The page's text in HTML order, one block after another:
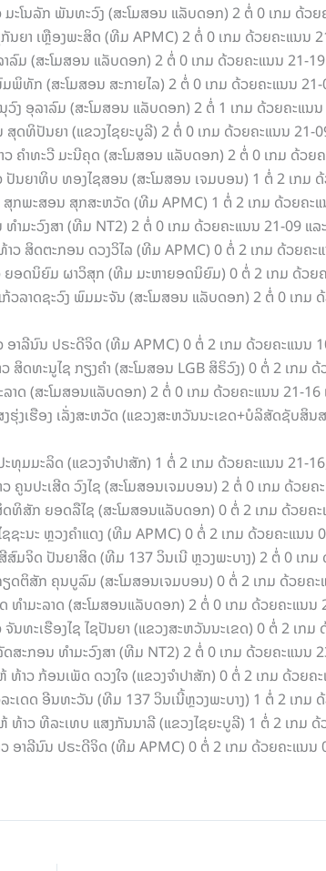
ໂນລັກ ພັນທະວົງ (ສະໂມສອນ ແລັບດອກ) 2 ຕໍ່ 0 ເກມ ດ້ວຍ
ຍາ ເຫຼືອງພະສິດ (ທີມ APMC) 2 ຕໍ່ 0 ເກມ ດ້ວຍຄະແນນ
ມ (ສະໂມສອນ ແລັບດອກ) 2 ຕໍ່ 0 ເກມ ດ້ວຍຄະແນນ 21-
ກ (ສະໂມສອນ ສະກາຍໄລ) 2 ຕໍ່ 0 ເກມ ດ້ວຍຄະແນນ 21-
ອຸລາລົມ (ສະໂມສອນ ແລັບດອກ) 2 ຕໍ່ 1 ເກມ ດ້ວຍຄະແນ
ທິປັນຍາ (ແຂວງໄຊຍະບູລີ) 2 ຕໍ່ 0 ເກມ ດ້ວຍຄະແນນ 21-
ຄຳທະວີ ມະນີຄຸດ (ສະໂມສອນ ແລັບດອກ) 2 ຕໍ່ 0 ເກມ ດ້ວຍ
ຍາທິບ ທອງໄຊສອນ (ສະໂມສອນ ເຈມບອນ) 1 ຕໍ່ 2 ເກມ
ພະສອນ ສຸກສະຫວັດ (ທີມ APMC) 1 ຕໍ່ 2 ເກມ ດ້ວຍຄະແ
ມະວົງສາ (ທີມ NT2) 2 ຕໍ່ 0 ເກມ ດ້ວຍຄະແນນ 21-09 ແລ
ວ ສິດຕະກອນ ດວງວິໄລ (ທີມ APMC) 0 ຕໍ່ 2 ເກມ ດ້ວຍຄະ
ອດນິຍົມ ຜາວິສຸກ (ທີມ ມະຫາຍອດນິຍົມ) 0 ຕໍ່ 2 ເກມ ດ້ວຍ
ວລາດຊະວົງ ພົມມະຈັນ (ສະໂມສອນ ແລັບດອກ) 2 ຕໍ່ 0 ເກມ
າລີນົນ ປຣະດີຈິດ (ທີມ APMC) 0 ຕໍ່ 2 ເກມ ດ້ວຍຄະແນນ
ທະນູໄຊ ກຽງຄໍາ (ສະໂມສອນ LGB ສິຣິວົງ) 0 ຕໍ່ 2 ເກມ
າດ (ສະໂມສອນແລັບດອກ) 2 ຕໍ່ 0 ເກມ ດ້ວຍຄະແນນ 21-16
ງເຮືອງ ເລັ່ງສະຫວັດ (ແຂວງສະຫວັນນະເຂດ+ບໍລິສັດຊັບສິ
ມມະລິດ (ແຂວງຈໍາປາສັກ) 1 ຕໍ່ 2 ເກມ ດ້ວຍຄະແນນ 21-
ນປະເສີດ ວົງໄຊ (ສະໂມສອນເຈມບອນ) 2 ຕໍ່ 0 ເກມ ດ້ວຍຄ
ສັກ ຍອດລືໄຊ (ສະໂມສອນແລັບດອກ) 0 ຕໍ່ 2 ເກມ ດ້ວຍຄະ
ະນະ ຫຼວງຄໍາແດງ (ທີມ APMC) 0 ຕໍ່ 2 ເກມ ດ້ວຍຄະແນນ
ຈິດ ປັນຍາສິດ (ທີມ 137 ວິນເນີ ຫຼວງພະບາງ) 2 ຕໍ່ 0 ເກມ
ຕິສັກ ຄຸນບູລົມ (ສະໂມສອນເຈມບອນ) 0 ຕໍ່ 2 ເກມ ດ້ວຍຄະ
າມະລາດ (ສະໂມສອນແລັບດອກ) 2 ຕໍ່ 0 ເກມ ດ້ວຍຄະແນນ
ທະເຮືອງໄຊ ໄຊປັນຍາ (ແຂວງສະຫວັນນະເຂດ) 0 ຕໍ່ 2 ເກມ
ະກອນ ທໍາມະວົງສາ (ທີມ NT2) 2 ຕໍ່ 0 ເກມ ດ້ວຍຄະແນນ
ວ ກ້ອນເພັດ ດວງໃຈ (ແຂວງຈໍາປາສັກ) 0 ຕໍ່ 2 ເກມ ດ້ວຍຄ
ດດ ອີນທະວັນ (ທີມ 137 ວິນເນີ້ຫຼວງພະບາງ) 1 ຕໍ່ 2 ເກມ
ວ ທີລະເທບ ແສງກັນນາລີ (ແຂວງໄຊຍະບູລີ) 1 ຕໍ່ 2 ເກມ
າລີນົນ ປຣະດີຈິດ (ທີມ APMC) 0 ຕໍ່ 2 ເກມ ດ້ວຍຄະແນນ